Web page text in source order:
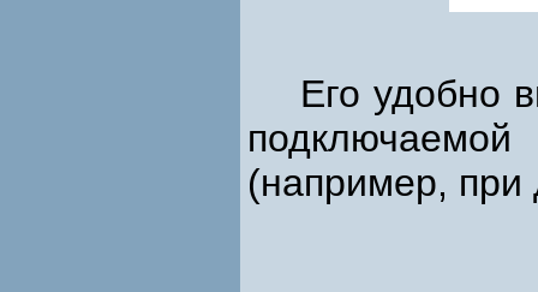
Его удобно
(например, при